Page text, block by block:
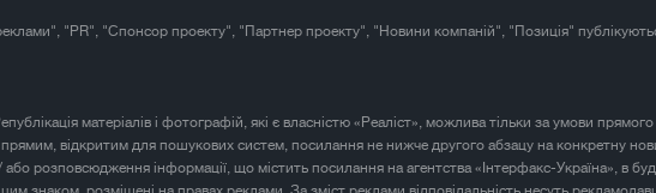
"PR", "Спонсор проекту", "Партнер проекту", "Новини компаній", "Позиція"
матеріалів і фотографій, які є власністю «Реаліст», можлива тільки за умови
відкритим для пошукових систем, посилання не нижче другого абзацу на конкретну
або розповсюдження інформації, що містить посилання на агентства «Інтерфакс-Україна», в